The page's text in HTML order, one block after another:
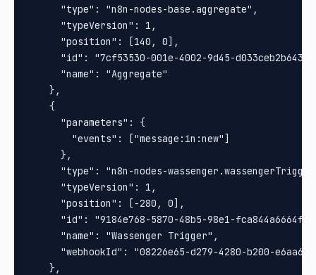
      "type": "n8n-nodes-base.aggregate",
      "typeVersion": 1,
      "position": [140, 0],
      "id": "7cf53530-001e-4002-9d45-d033ceb2b643",
      "name": "Aggregate"
    },
    {
      "parameters": {
        "events": ["message:in:new"]
      },
"type": "n8n-nodes-
      "typeVersion": 1,
      "position": [-280, 0],
      "id": "9184e768-5870-48b5-98e1-fca844a6664f",
      "name": "Wassenger Trigger",
"webhookId": "08226e65-d279-4280-b200-
    },